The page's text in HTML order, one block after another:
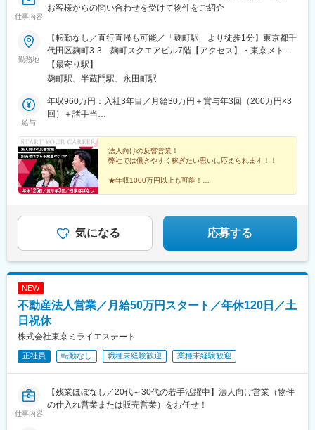
仕事内容
お客様からの問い合わせを受けて物件をご紹介
勤務地
【転勤なし／直行直帰も可能／「麹町駅」より徒歩1分】東京都千
代田区麹町3-3 麹町スクエアビル7階【アクセス】・東京メトロ
有楽町線「麹町駅」より徒歩1分
【最寄り駅】
麹町駅、半蔵門駅、永田町駅
給与
年収960万円：入社3年目／月給30万円＋賞与年3回（200万円×3
回）＋諸手当
回）＋諸手当
法人向けの反響営業！
弊社では働きやすく稼ぎたい思いに応えられます！！
★年収1000万円以上も可能！
★未経験でも安心してスタートできる環境！
気になる 応募する
NEW
不動産法人営業／月給50万円スタート／年休120日／土
日祝休
株式会社東京ミライエステート
正社員 転勤なし 職種未経験歓迎 業種未経験歓迎
仕事内容
【残業ほぼなし／20代～30代の若手活躍中】法人向け営業（物件
の仕入れ営業または販売営業）をお任せ！